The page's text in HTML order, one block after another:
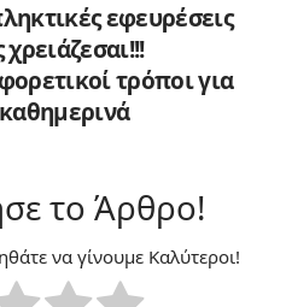
εφευρέσεις
χρειάζεσαι!!!
τρόποι για
το Άρθρο!
να γίνουμε Καλύτεροι!